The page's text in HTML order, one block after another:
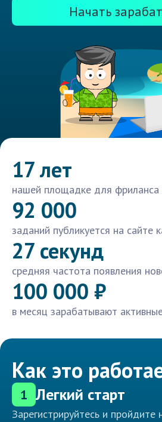
Начать
17 лет
нашей площадке для фриланса
92 000
заданий публикуется на сайте
27 секунд
средняя частота появления
100 000 ₽
в месяц зарабатывают
Как это
1 Легкий старт
Зарегистрируйтесь и пройдите